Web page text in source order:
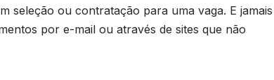
seleção ou contratação para uma vaga. E jamais
por e-mail ou através de sites que não